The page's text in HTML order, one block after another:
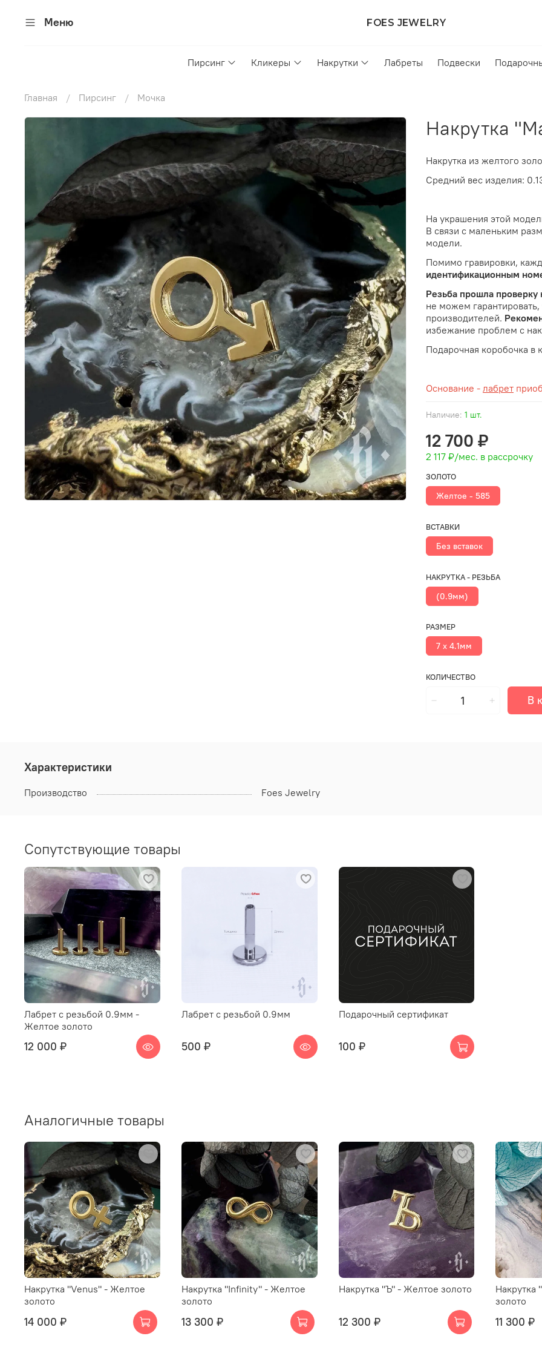
Меню FOES JEWELRY
Пирсинг Кликеры Накрутки Лабреты Подвески
Главная Пирсинг Мочка
Наличие: 1 шт.
Накрутка
12 700 ₽
2 117 ₽/мес. в рассрочку
КОЛИЧЕСТВО
В
ЗОЛОТО
Желтое - 585
ВСТАВКИ
Без вставок
НАКРУТКА - РЕЗЬБА
(0.9мм)
РАЗМЕР
7 х 4.1мм
Накрутка из желтого
Средний вес изделия:
На украшения этой
В связи с маленьким
модели.
Помимо гравировки,
идентификационным
Резьба прошла проверку
не можем
производителей.
избежание проблем с
Подарочная коробочка в
Основание - лабрет
Характеристики
Производство Foes Jewelry
Сопутствующие товары
Лабрет с резьбой 0.9мм -
Желтое золото
12 000 ₽
Лабрет с резьбой 0.9мм
500 ₽
Подарочный сертификат
100 ₽
Аналогичные товары
Накрутка "Venus" - Желтое
золото
14 000 ₽
Накрутка "Infinity" - Желтое
золото
13 300 ₽
Накрутка "Ъ" - Желтое золото
12 300 ₽
Накрутка
золото
11 300 ₽